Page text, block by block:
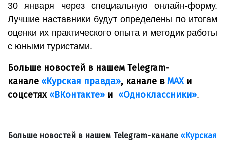
30 января через специальную онлайн-форму.
Лучшие наставники будут определены по итогам
оценки их практического опыта и методик работы
с юными туристами.
Больше новостей в нашем Telegram-
канале «Курская правда», канале в МАХи
соцсетях «ВКонтакте» и «Одноклассники».
Больше новостей в нашем Telegram-канале «Курская